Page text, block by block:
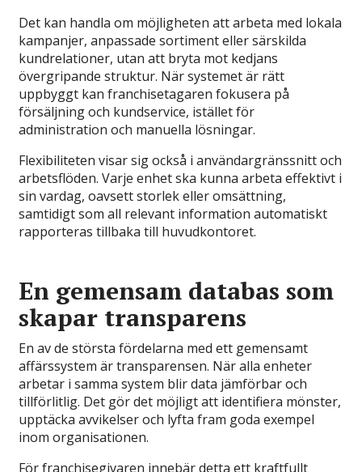
Det kan handla om möjligheten att arbeta med lokala
kampanjer, anpassade sortiment eller särskilda
kundrelationer, utan att bryta mot kedjans
övergripande struktur. När systemet är rätt
uppbyggt kan franchisetagaren fokusera på
försäljning och kundservice, istället för
administration och manuella lösningar.
Flexibiliteten visar sig också i användargränssnitt och
arbetsflöden. Varje enhet ska kunna arbeta effektivt i
sin vardag, oavsett storlek eller omsättning,
samtidigt som all relevant information automatiskt
rapporteras tillbaka till huvudkontoret.
En gemensam databas som
skapar transparens
En av de största fördelarna med ett gemensamt
affärssystem är transparensen. När alla enheter
arbetar i samma system blir data jämförbar och
tillförlitlig. Det gör det möjligt att identifiera mönster,
upptäcka avvikelser och lyfta fram goda exempel
inom organisationen.
För franchisegivaren innebär detta ett kraftfullt